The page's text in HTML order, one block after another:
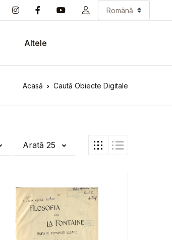
Altele
Acasă Caută Obiecte Digitale
Arată 25